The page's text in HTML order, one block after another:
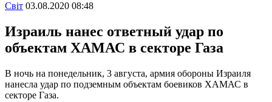
Свiт 03.08.2020 08:48
Израиль нанес ответный удар по
объектам ХАМАС в секторе Газа
В ночь на понедельник, 3 августа, армия обороны Израиля
нанесла удар по подземным объектам боевиков ХАМАС в
секторе Газа.